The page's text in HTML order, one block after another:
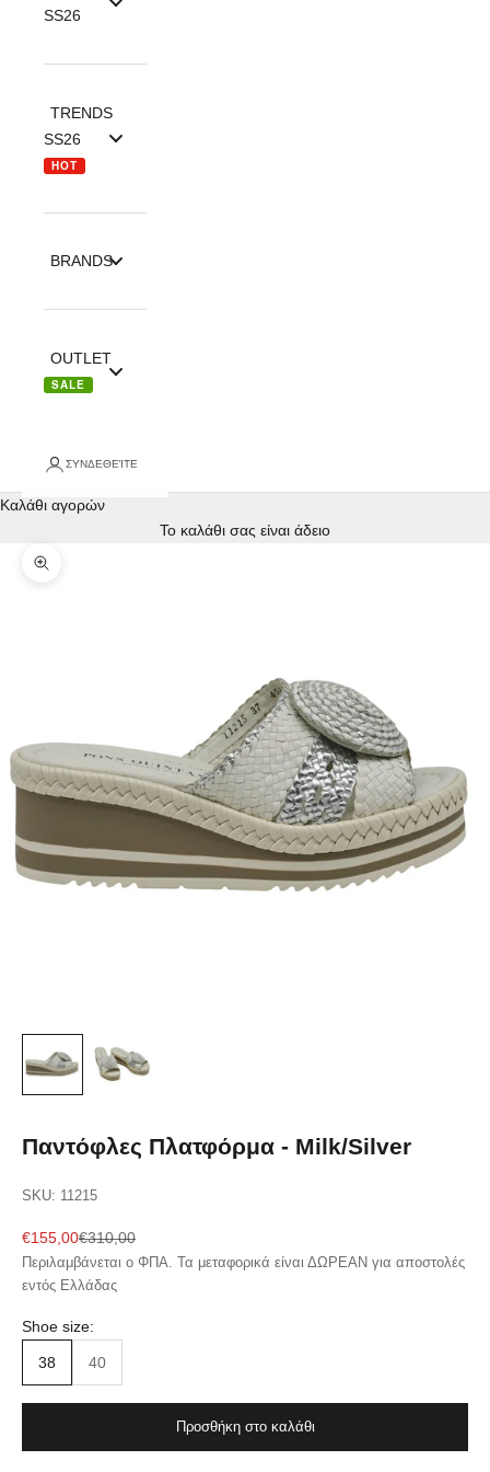
SS26
TRENDS
SS26
HOT
BRANDS
OUTLET
SALE
ΣΥΝΔΕΘΕΊΤΕ
Καλάθι αγορών
Το καλάθι σας είναι άδειο
Zoom picture
Παντόφλες Πλατφόρμα - Milk/Silver
SKU: 11215
Sale price
€155,00Regular price
€310,00
Περιλαμβάνεται ο ΦΠΑ. Τα μεταφορικά είναι ΔΩΡΕΑΝ για αποστολές
εντός Ελλάδας
Shoe size:
38 40
Προσθήκη στο καλάθι